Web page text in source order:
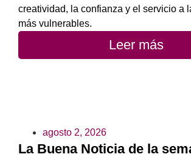
creatividad, la confianza y el servicio a
más vulnerables.
Leer más
agosto 2, 2026
La Buena Noticia de la